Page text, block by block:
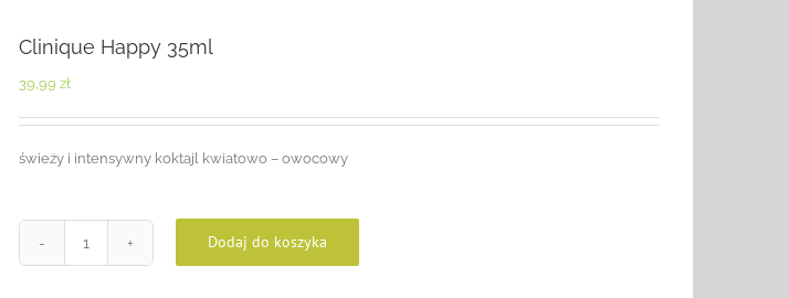
Clinique Happy 35ml
39,99 zł
świeży i intensywny koktajl kwiatowo – owocowy
ilość
Dodaj do koszyka